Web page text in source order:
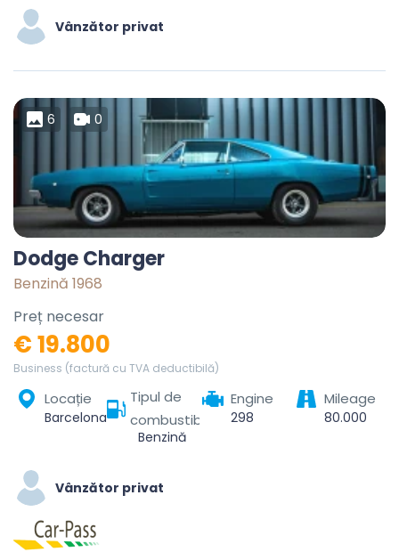
Vânzător privat
6 0
Dodge Charger
Benzină 1968
Preț necesar
€ 19.800
Business (factură cu TVA deductibilă)
Locație
Barcelona, Barcelonès, Barcelona, Catalonia, Spain
Tipul de
combustibil
Benzină
Engine
298
Mileage
80.000
Vânzător privat